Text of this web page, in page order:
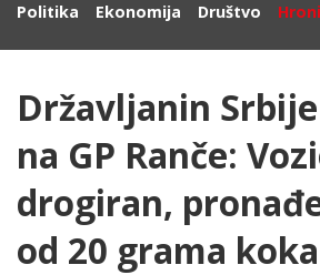
Politika Ekonomija Društvo
Državljanin
na GP Ranče:
drogiran,
od 20 grama